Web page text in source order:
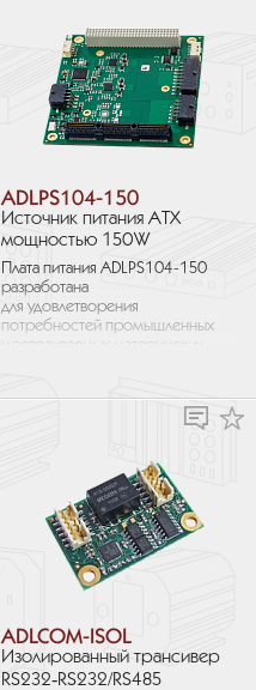
ADLPS104-150
Источник питания ATX
мощностью 150W
Плата питания ADLPS104-150
разработана
для удовлетворения
потребностей промышленных
Устройство обладает...
ADLCOM-ISOL
Изолированный трансивер
RS232‑RS232/RS485